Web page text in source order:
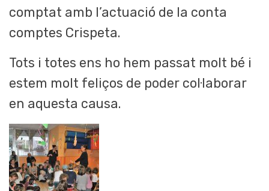
comptat amb l’actuació de la conta
comptes Crispeta.
Tots i totes ens ho hem passat molt bé i
estem molt feliços de poder col·laborar
en aquesta causa.